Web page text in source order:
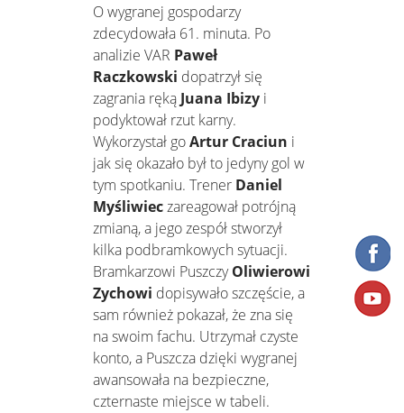
O wygranej gospodarzy
zdecydowała 61. minuta. Po
analizie VAR Paweł
Raczkowski dopatrzył się
zagrania rękąJuana Ibizy i
podyktował rzut karny.
Wykorzystał goArtur Craciun i
jak się okazało był to jedyny gol w
tym spotkaniu. Trener Daniel
Myśliwieczareagował potrójną
zmianą, a jego zespół stworzył
kilka podbramkowych sytuacji.
Bramkarzowi PuszczyOliwierowi
Zychowi dopisywało szczęście, a
sam również pokazał, że zna się
na swoim fachu. Utrzymał czyste
konto, a Puszcza dzięki wygranej
awansowała na bezpieczne,
czternaste miejsce w tabeli.